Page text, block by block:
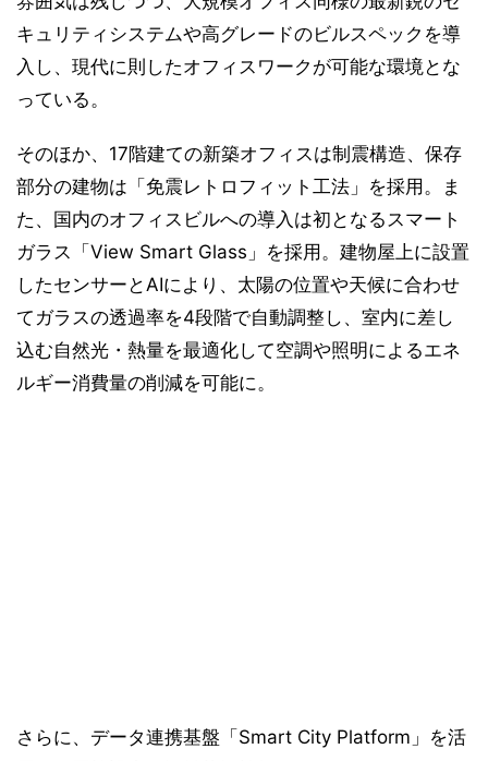
キュリティシステムや高グレードのビルスペックを導
入し、現代に則したオフィスワークが可能な環境とな
っている。
そのほか、17階建ての新築オフィスは制震構造、保存
部分の建物は「免震レトロフィット工法」を採用。ま
た、国内のオフィスビルへの導入は初となるスマート
ガラス「View Smart Glass」を採用。建物屋上に設置
したセンサーとAIにより、太陽の位置や天候に合わせ
てガラスの透過率を4段階で自動調整し、室内に差し
込む自然光・熱量を最適化して空調や照明によるエネ
ルギー消費量の削減を可能に。
さらに、データ連携基盤「Smart City Platform」を活